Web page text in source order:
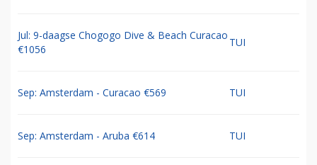
Jul: 9-daagse Chogogo Dive & Beach Curacao
€1056
TUI
Sep: Amsterdam - Curacao €569 TUI
Sep: Amsterdam - Aruba €614 TUI